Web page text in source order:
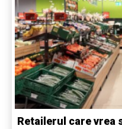
Retailerul care vrea